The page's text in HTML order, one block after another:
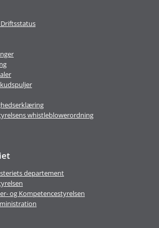
whistleblowerordning
departement
og Kompetencestyrelsen